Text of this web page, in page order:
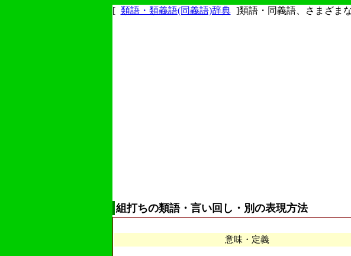
[ 類語・類義語(同義語)辞典 ]類語・同義語、さまざま
組打ちの類語・言い回し・別の表現方法
意味・定義